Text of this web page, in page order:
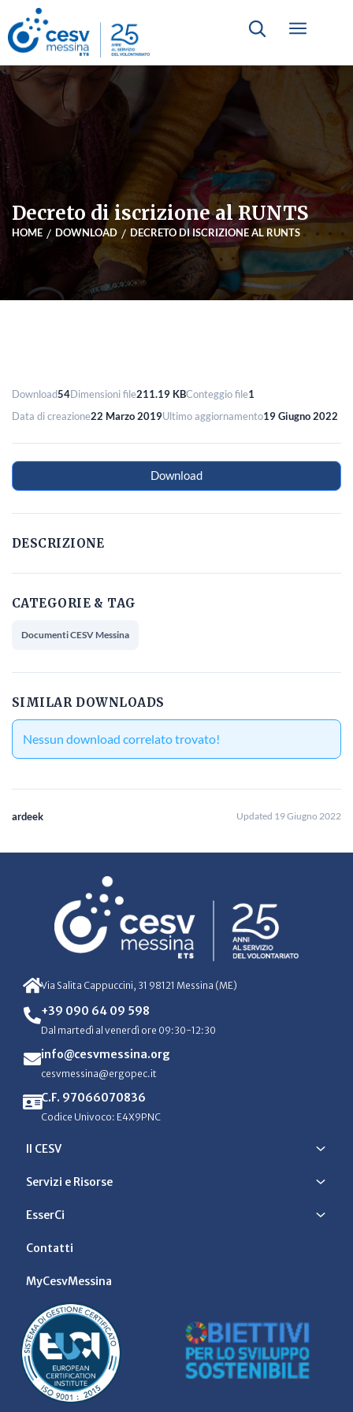
Decreto di iscrizione al RUNTS
HOME DOWNLOAD DECRETO DI ISCRIZIONE AL RUNTS
Download54Dimensioni file211.19 KBConteggio file1
Data di creazione22 Marzo 2019Ultimo aggiornamento19 Giugno 2022
Download
DESCRIZIONE
CATEGORIE & TAG
Documenti CESV Messina
SIMILAR DOWNLOADS
Nessun download correlato trovato!
ardeek Updated 19 Giugno 2022
Via Salita Cappuccini, 31 98121 Messina (ME)
+39 090 64 09 598
Dal martedì al venerdì ore 09:30-12:30
info@cesvmessina.org
cesvmessina@ergopec.it
C.F. 97066070836
Codice Univoco: E4X9PNC
Il CESV
Servizi e Risorse
EsserCi
Contatti
MyCesvMessina